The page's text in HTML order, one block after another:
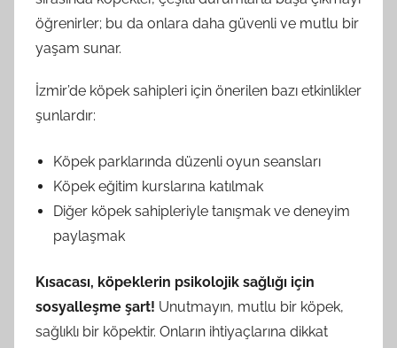
öğrenirler; bu da onlara daha güvenli ve mutlu bir
yaşam sunar.
İzmir’de köpek sahipleri için önerilen bazı etkinlikler
şunlardır:
Köpek parklarında düzenli oyun seansları
Köpek eğitim kurslarına katılmak
Diğer köpek sahipleriyle tanışmak ve deneyim
paylaşmak
Kısacası, köpeklerin psikolojik sağlığı için
sosyalleşme şart! Unutmayın, mutlu bir köpek,
sağlıklı bir köpektir. Onların ihtiyaçlarına dikkat